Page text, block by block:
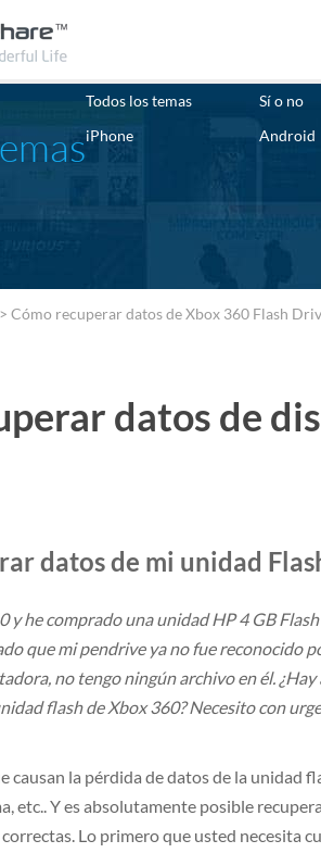
Todos los temas Sí o no
iPhone
Android
> Cómo recuperar datos de Xbox 360 Flash
datos de
datos de mi unidad
y he comprado una unidad HP 4 GB
que mi pendrive ya no fue reconocido
no tengo ningún archivo en él.
flash de Xbox 360? Necesito con
causan la pérdida de datos de la unidad
etc.. Y es absolutamente posible
Lo primero que usted necesita